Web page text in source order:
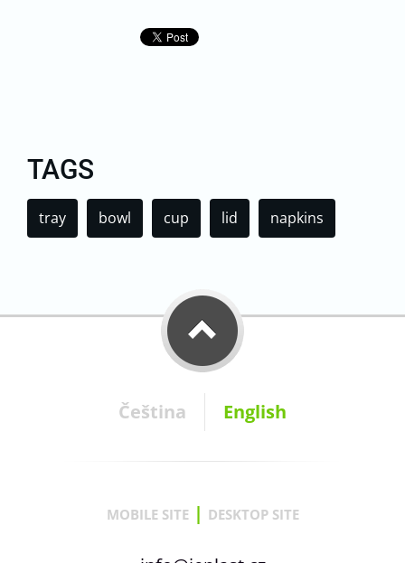
TAGS
tray bowl cup lid napkins
Čeština English
MOBILE SITE | DESKTOP SITE